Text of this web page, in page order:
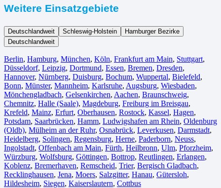
Weitere Einsatzgebiete
Deutschlandweit Schleswig-Holstein
Hamburger Bezirke
Deutschlandweit
Berlin⁠, Hamburg, München, Köln⁠, Frankfurt am Main, Stuttgart,
Düsseldorf, Leipzig, Dortmund, Essen, Bremen, Dresden,
Hannover, Nürnberg, Duisburg⁠, Bochum, Wuppertal⁠, Bielefeld⁠,
Bonn⁠, Münster⁠, Mannheim, Karlsruhe, Augsburg, Wiesbaden⁠,
Mönchengladbach⁠, Gelsenkirchen⁠, Aachen⁠, Braunschweig,
Chemnitz⁠, Halle (Saale)⁠, Magdeburg, Freiburg im Breisgau⁠,
Krefeld⁠, Mainz⁠, Erfurt, Oberhausen⁠, Rostock⁠, Kassel⁠, Hagen,
Potsdam, Saarbrücken⁠, Hamm, Ludwigshafen am Rhein⁠, Oldenburg
(Oldb), Mülheim an der Ruhr, Osnabrück⁠, Leverkusen, Darmstadt⁠,
Heidelberg, Solingen, Regensburg, Herne⁠, Paderborn, Neuss,
Ingolstadt, Offenbach am Main, Fürth⁠, Heilbronn, Ulm⁠, Pforzheim,
Würzburg, Wolfsburg⁠, Göttingen, Bottrop, Reutlingen, Erlangen⁠,
Koblenz, Bremerhaven⁠, Remscheid, Trier⁠, Bergisch Gladbach,
Recklinghausen, Jena⁠, Moers⁠, Salzgitter⁠, Hanau, Gütersloh,
Hildesheim⁠, Siegen⁠, Kaiserslautern⁠, Cottbus⁠